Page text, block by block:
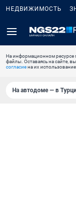
НЕДВИЖИМОСТЬ
На информационном ресурсе
файлы. Оставаясь на сайте,
согласиена их использование.
На автодоме — в